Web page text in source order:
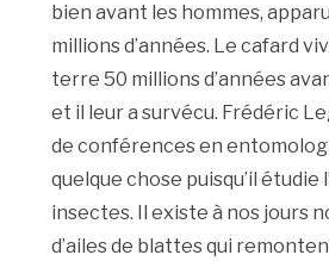
bien avant les hommes,
millions d’années. Le cafard
terre 50 millions d’années
et il leur a survécu. Frédéric
de conférences en
quelque chose puisqu’il étudie
insectes. Il existe à nos jours
d’ailes de blattes qui